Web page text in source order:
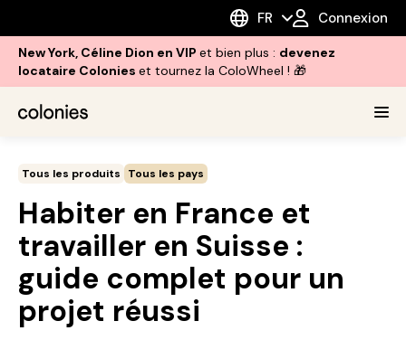
FR Connexion
New York, Céline Dion en VIP et bien plus : devenez
locataire Colonies et tournez la ColoWheel ! 🎁
Tous les produits Tous les pays
Habiter en France et
travailler en Suisse :
guide complet pour un
projet réussi